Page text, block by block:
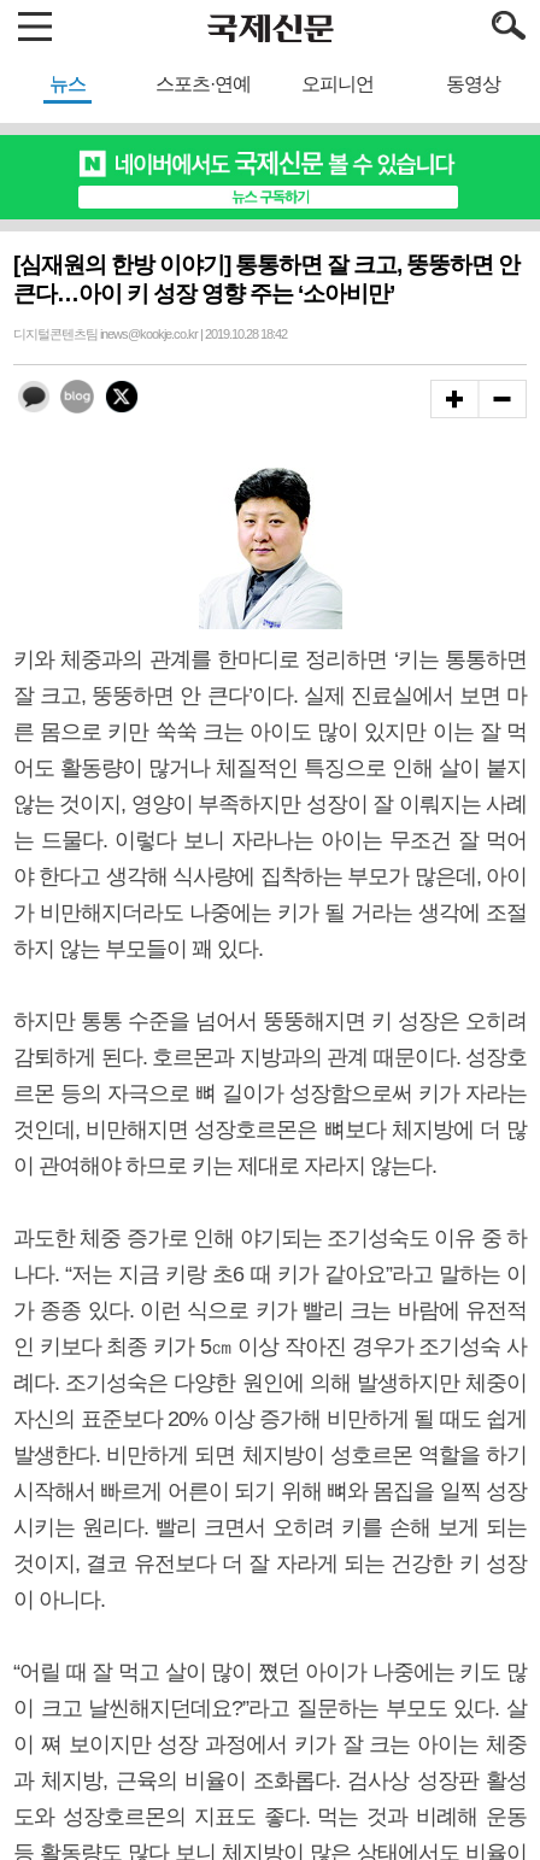
뉴스 스포츠·연예 오피니언 동영상
[심재원의 한방 이야기] 통통하면 잘 크고, 뚱뚱하면 안
큰다…아이 키 성장 영향 주는 ‘소아비만’
디지털콘텐츠팀 inews@kookje.co.kr | 2019.10.28 18:42
키와 체중과의 관계를 한마디로 정리하면 ‘키는 통통하면
잘 크고, 뚱뚱하면 안 큰다’이다. 실제 진료실에서 보면 마
른 몸으로 키만 쑥쑥 크는 아이도 많이 있지만 이는 잘 먹
어도 활동량이 많거나 체질적인 특징으로 인해 살이 붙지
않는 것이지, 영양이 부족하지만 성장이 잘 이뤄지는 사례
는 드물다. 이렇다 보니 자라나는 아이는 무조건 잘 먹어
야 한다고 생각해 식사량에 집착하는 부모가 많은데, 아이
가 비만해지더라도 나중에는 키가 될 거라는 생각에 조절
하지 않는 부모들이 꽤 있다.
하지만 통통 수준을 넘어서 뚱뚱해지면 키 성장은 오히려
감퇴하게 된다. 호르몬과 지방과의 관계 때문이다. 성장호
르몬 등의 자극으로 뼈 길이가 성장함으로써 키가 자라는
것인데, 비만해지면 성장호르몬은 뼈보다 체지방에 더 많
이 관여해야 하므로 키는 제대로 자라지 않는다.
과도한 체중 증가로 인해 야기되는 조기성숙도 이유 중 하
나다. “저는 지금 키랑 초6 때 키가 같아요”라고 말하는 이
가 종종 있다. 이런 식으로 키가 빨리 크는 바람에 유전적
인 키보다 최종 키가 5㎝ 이상 작아진 경우가 조기성숙 사
례다. 조기성숙은 다양한 원인에 의해 발생하지만 체중이
자신의 표준보다 20% 이상 증가해 비만하게 될 때도 쉽게
발생한다. 비만하게 되면 체지방이 성호르몬 역할을 하기
시작해서 빠르게 어른이 되기 위해 뼈와 몸집을 일찍 성장
시키는 원리다. 빨리 크면서 오히려 키를 손해 보게 되는
것이지, 결코 유전보다 더 잘 자라게 되는 건강한 키 성장
이 아니다.
“어릴 때 잘 먹고 살이 많이 쪘던 아이가 나중에는 키도 많
이 크고 날씬해지던데요?”라고 질문하는 부모도 있다. 살
이 쪄 보이지만 성장 과정에서 키가 잘 크는 아이는 체중
과 체지방, 근육의 비율이 조화롭다. 검사상 성장판 활성
도와 성장호르몬의 지표도 좋다. 먹는 것과 비례해 운동
등 활동량도 많다 보니 체지방이 많은 상태에서도 비율이